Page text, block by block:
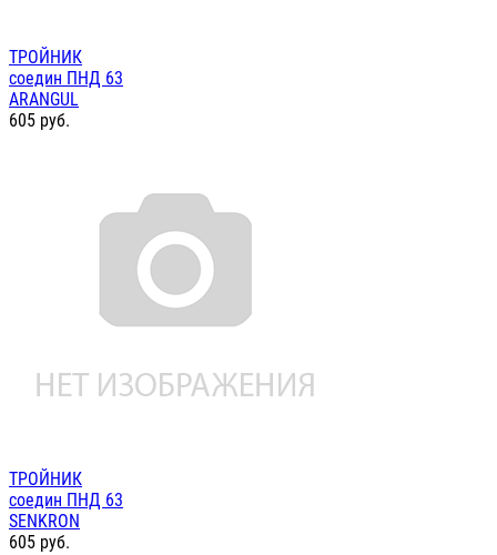
ТРОЙНИК
соедин ПНД 63
ARANGUL
605 руб.
ТРОЙНИК
соедин ПНД 63
SENKRON
605 руб.